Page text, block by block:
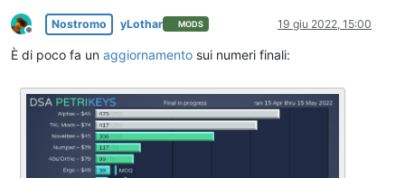
Non in linea
Nostromo yLothar MODS 19 giu 2022, 15:00
È di poco fa un aggiornamento sui numeri finali: